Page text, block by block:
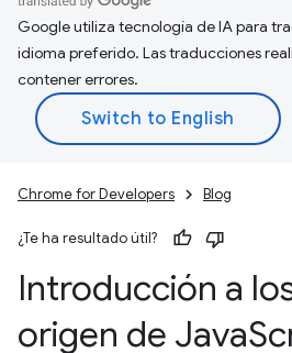
Google utiliza tecnología de IA para
idioma preferido. Las traducciones
contener errores.
Chrome for Developers Blog
¿Te ha resultado útil?
Introducción a
origen de Java